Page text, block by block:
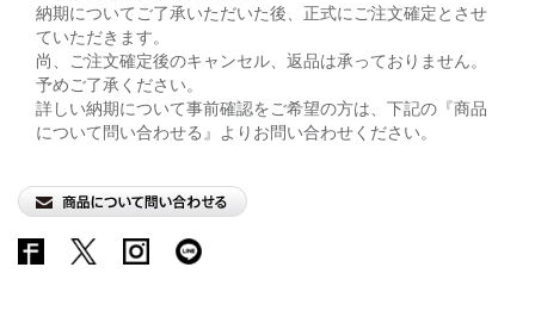
納期についてご了承いただいた後、正式にご注文確定とさせ
ていただきます。
尚、ご注文確定後のキャンセル、返品は承っておりません。
予めご了承ください。
詳しい納期について事前確認をご希望の方は、下記の『商品
について問い合わせる』よりお問い合わせください。